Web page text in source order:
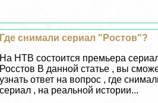
Где снимали сериал "Ростов"?
На НТВ состоится премьера
Росстов В данной статье , вы
узнать ответ на вопрос , где
сериал , на реальной истории...